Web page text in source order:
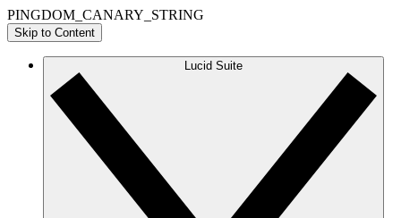
PINGDOM_CANARY_STRING
Skip to Content
Lucid Suite